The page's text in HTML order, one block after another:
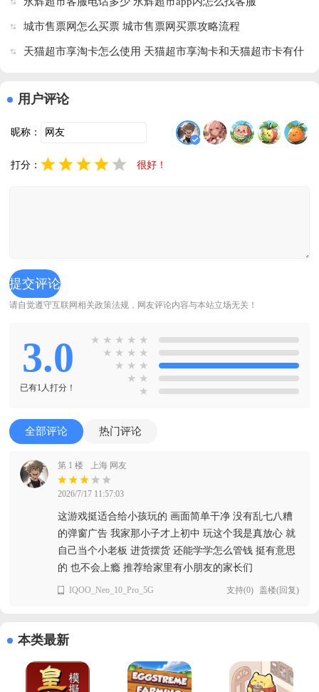
城市售票网怎么买票 城市售票网买票攻略流程
天猫超市享淘卡怎么使用 天猫超市享淘卡和天猫超市卡有什
用户评论
昵称：
打分： 很好！
请自觉遵守互联网相关政策法规，网友评论内容与本站立场无关！
3.0
已有1人打分！
★ ★ ★ ★ ★
★ ★ ★ ★
★ ★ ★
★ ★
★
全部评论 热门评论
第 1 楼 上海 网友
2026/7/17 11:57:03
这游戏挺适合给小孩玩的 画面简单干净 没有乱七八糟
的弹窗广告 我家那小子才上初中 玩这个我是真放心 就
自己当个小老板 进货摆货 还能学学怎么管钱 挺有意思
的 也不会上瘾 推荐给家里有小朋友的家长们
IQOO_Neo_10_Pro_5G 支持(0) 盖楼(回复)
本类最新